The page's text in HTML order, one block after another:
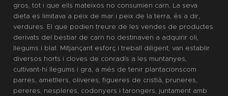
gros, tot i que ells mateixos no consumien carn. La seva
dieta es limitava a peix de mar i peix de la terra, és a dir,
verdures. El que podien treure de les vendes de productes
derivats del bestiar de carn ho destinaven a adquirir oli,
llegums i blat. Mitjançant esforç i treball diligent, van establir
diversos horts i cloves de conradís a les muntanyes,
cultivant-hi llegums i gra, a més de tenir plantacionscom
parres, ametllers, oliveres, figueres de cristià, pruneres,
pereres, nespleres, codonyers i tarongers, juntament amb